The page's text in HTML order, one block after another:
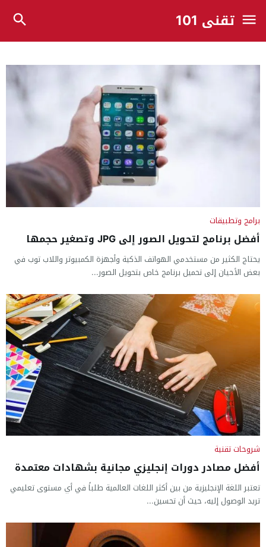
تقني 101
برامج وتطبيقات
أفضل برنامج لتحويل الصور إلى JPG وتصغير حجمها
يحتاج الكثير من مستخدمي الهواتف الذكية وأجهزة الكمبيوتر واللاب توب في
بعض الأحيان إلى تحميل برنامج خاص بتحويل الصور...
شروحات تقنية
أفضل مصادر دورات إنجليزي مجانية بشهادات معتمدة
تعتبر اللغة الإنجليزية من بين أكثر اللغات العالمية طلباً في أي مستوى تعليمي
تريد الوصول إليه، حيث أن تحسين...